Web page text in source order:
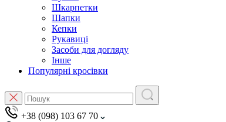
Шкарпетки
Шапки
Кепки
Рукавиці
Засоби для догляду
Інше
Популярні кросівки
+38 (098) 103 67 70